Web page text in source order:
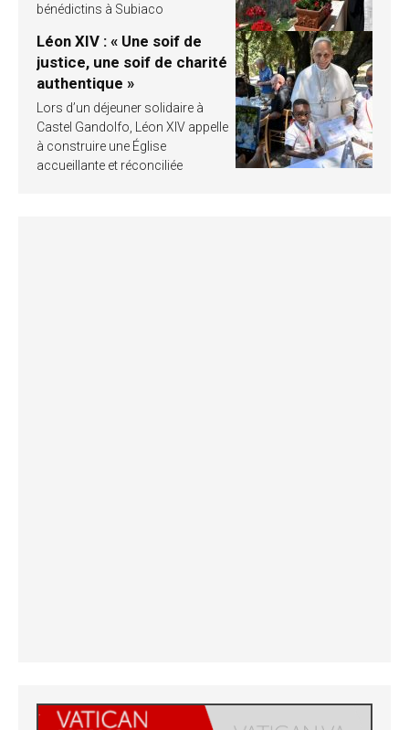
bénédictins à Subiaco
Léon XIV : « Une soif de
justice, une soif de charité
authentique »
Lors d’un déjeuner solidaire à
Castel Gandolfo, Léon XIV appelle
à construire une Église
accueillante et réconciliée